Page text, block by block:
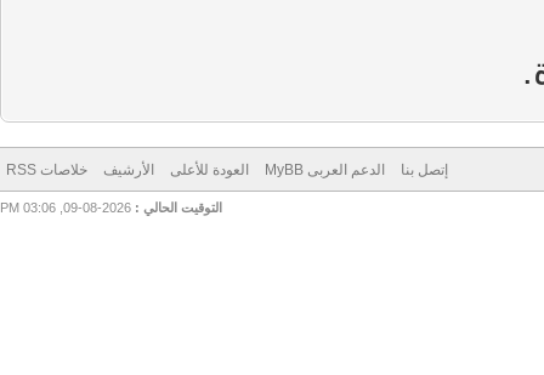
إتصل بنا الدعم العربى MyBB العودة للأعلى الأرشيف خلاصات RSS
التوقيت الحالي :2026-08-09, 03:06 PM